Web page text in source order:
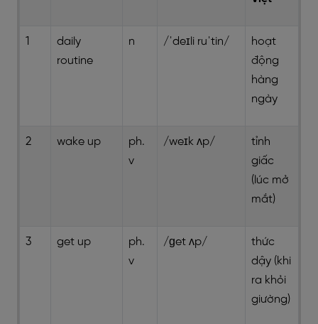
1
daily
routine
n /ˈdeɪli ruˈtin/
hoạt
động
hàng
ngày
2 wake up
ph.
v
/weɪk ʌp/
tỉnh
giấc
(lúc mở
mắt)
3 get up
ph.
v
/ɡet ʌp/
thức
dậy (khi
ra khỏi
giường)